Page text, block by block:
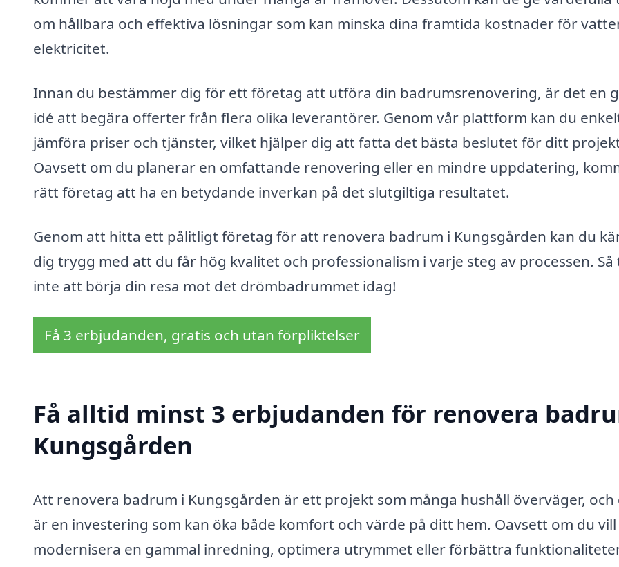
om hållbara och effektiva lösningar som kan minska dina framtida kostnader för
elektricitet.
Innan du bestämmer dig för ett företag att utföra din badrumsrenovering, är det en
idé att begära offerter från flera olika leverantörer. Genom vår plattform kan du
jämföra priser och tjänster, vilket hjälper dig att fatta det bästa beslutet för ditt
Oavsett om du planerar en omfattande renovering eller en mindre uppdatering,
rätt företag att ha en betydande inverkan på det slutgiltiga resultatet.
Genom att hitta ett pålitligt företag för att renovera badrum i Kungsgården kan du
dig trygg med att du får hög kvalitet och professionalism i varje steg av processen. Så
inte att börja din resa mot det drömbadrummet idag!
Få 3 erbjudanden, gratis och utan förpliktelser
Få alltid minst 3 erbjudanden för renovera
Kungsgården
Att renovera badrum i Kungsgården är ett projekt som många hushåll överväger, och
är en investering som kan öka både komfort och värde på ditt hem. Oavsett om du vill
modernisera en gammal inredning, optimera utrymmet eller förbättra